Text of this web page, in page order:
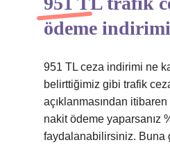
ödeme
951 TL ceza indirimi ne
belirttiğimiz gibi trafik
açıklanmasından
nakit ödeme yaparsanız
faydalanabilirsiniz. Buna